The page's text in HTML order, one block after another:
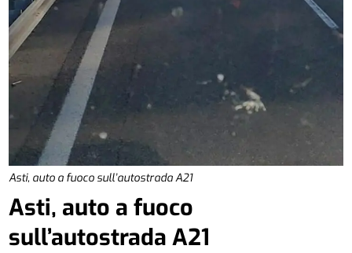
Asti, auto a fuoco sull’autostrada A21
Asti, auto a fuoco
sull’autostrada A21